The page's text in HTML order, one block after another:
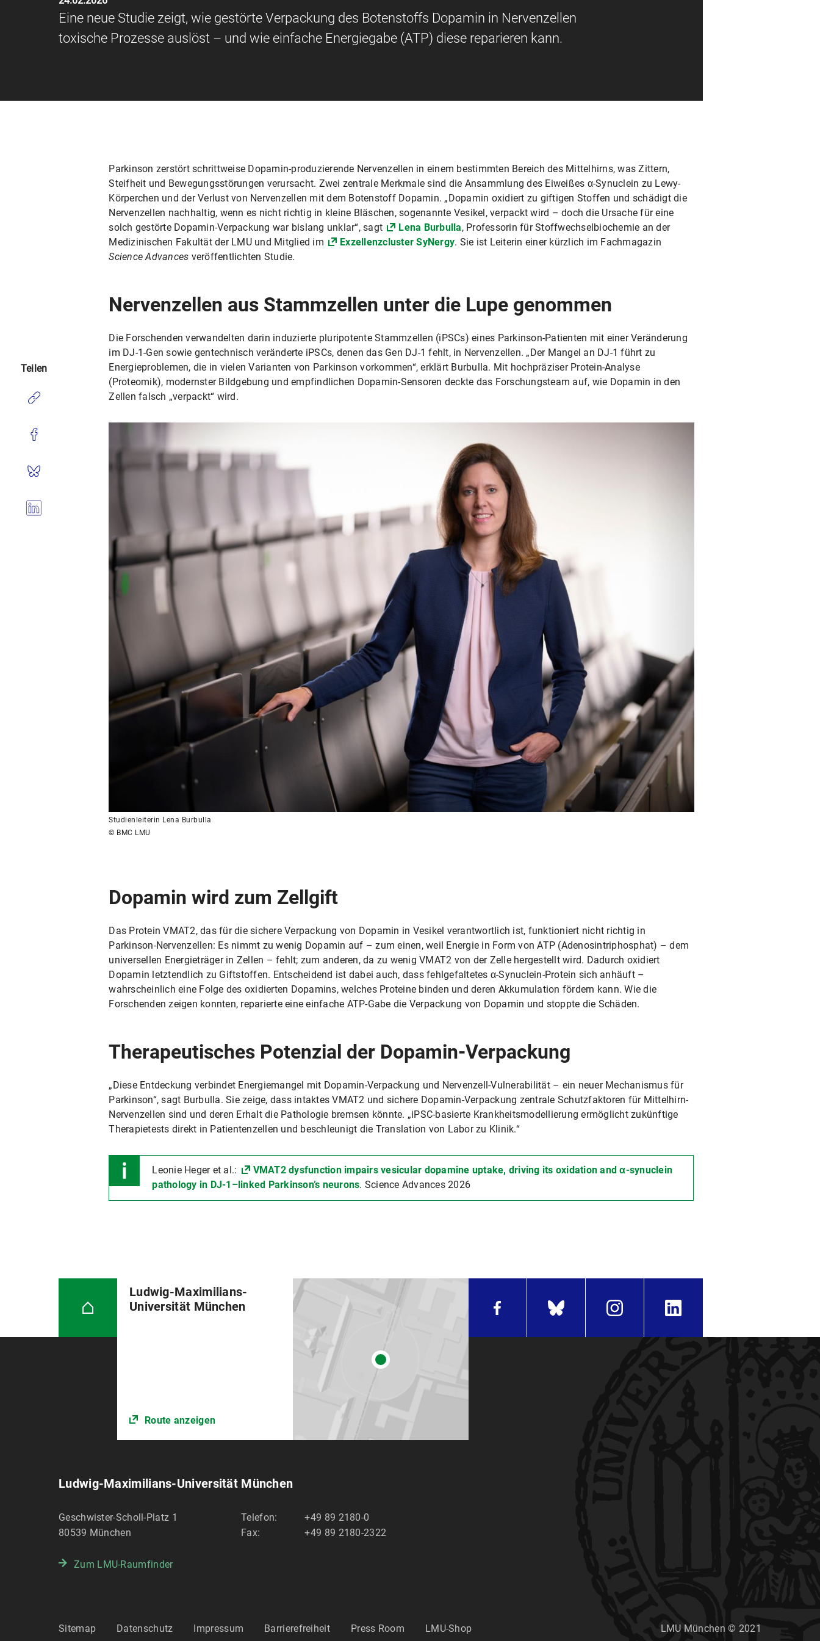
Eine neue Studie zeigt, wie gestörte Verpackung des Botenstoffs Dopamin in Nervenzellen
toxische Prozesse auslöst – und wie einfache Energiegabe (ATP) diese reparieren kann.
Parkinson zerstört schrittweise Dopamin-produzierende Nervenzellen in einem bestimmten Bereich des Mittelhirns, was Zittern,
Steifheit und Bewegungsstörungen verursacht. Zwei zentrale Merkmale sind die Ansammlung des Eiweißes α-Synuclein zu Lewy-
Körperchen und der Verlust von Nervenzellen mit dem Botenstoff Dopamin. „Dopamin oxidiert zu giftigen Stoffen und schädigt die
Nervenzellen nachhaltig, wenn es nicht richtig in kleine Bläschen, sogenannte Vesikel, verpackt wird – doch die Ursache für eine
solch gestörte Dopamin-Verpackung war bislang unklar“, sagt
Lena Burbulla, Professorin für Stoffwechselbiochemie an der
Medizinischen Fakultät der LMU und Mitglied im
Exzellenzcluster SyNergy. Sie ist Leiterin einer kürzlich im Fachmagazin
Science Advances veröffentlichten Studie.
Nervenzellen aus Stammzellen unter die Lupe genommen
Die Forschenden verwandelten darin induzierte pluripotente Stammzellen (iPSCs) eines Parkinson-Patienten mit einer Veränderung
im DJ-1-Gen sowie gentechnisch veränderte iPSCs, denen das Gen DJ-1 fehlt, in Nervenzellen. „Der Mangel an DJ-1 führt zu
Energieproblemen, die in vielen Varianten von Parkinson vorkommen“, erklärt Burbulla. Mit hochpräziser Protein-Analyse
(Proteomik), modernster Bildgebung und empfindlichen Dopamin-Sensoren deckte das Forschungsteam auf, wie Dopamin in den
Zellen falsch „verpackt“ wird.
Studienleiterin Lena Burbulla
© BMC LMU
Dopamin wird zum Zellgift
Das Protein VMAT2, das für die sichere Verpackung von Dopamin in Vesikel verantwortlich ist, funktioniert nicht richtig in
Parkinson-Nervenzellen: Es nimmt zu wenig Dopamin auf – zum einen, weil Energie in Form von ATP (Adenosintriphosphat) – dem
universellen Energieträger in Zellen – fehlt; zum anderen, da zu wenig VMAT2 von der Zelle hergestellt wird. Dadurch oxidiert
Dopamin letztendlich zu Giftstoffen. Entscheidend ist dabei auch, dass fehlgefaltetes α-Synuclein-Protein sich anhäuft –
wahrscheinlich eine Folge des oxidierten Dopamins, welches Proteine binden und deren Akkumulation fördern kann. Wie die
Forschenden zeigen konnten, reparierte eine einfache ATP-Gabe die Verpackung von Dopamin und stoppte die Schäden.
Therapeutisches Potenzial der Dopamin-Verpackung
„Diese Entdeckung verbindet Energiemangel mit Dopamin-Verpackung und Nervenzell-Vulnerabilität – ein neuer Mechanismus für
Parkinson“, sagt Burbulla. Sie zeige, dass intaktes VMAT2 und sichere Dopamin-Verpackung zentrale Schutzfaktoren für Mittelhirn-
Nervenzellen sind und deren Erhalt die Pathologie bremsen könnte. „iPSC-basierte Krankheitsmodellierung ermöglicht zukünftige
Therapietests direkt in Patientenzellen und beschleunigt die Translation von Labor zu Klinik.“
Leonie Heger et al.:
VMAT2 dysfunction impairs vesicular dopamine uptake, driving its oxidation and α-synuclein
pathology in DJ-1–linked Parkinson’s neurons. Science Advances 2026
Teilen
Ludwig-Maximilians-
Universität München
Route anzeigen
Ludwig-Maximilians-Universität München
Geschwister-Scholl-Platz 1
80539 München
Telefon:
+49 89 2180-0
Fax:
+49 89 2180-2322
Zum LMU-Raumfinder
Sitemap Datenschutz Impressum Barrierefreiheit Press Room LMU-Shop LMU München © 2021